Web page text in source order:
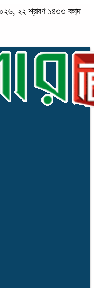
২২ শ্রাবণ ১৪৩৩ বঙ্গাব্দ